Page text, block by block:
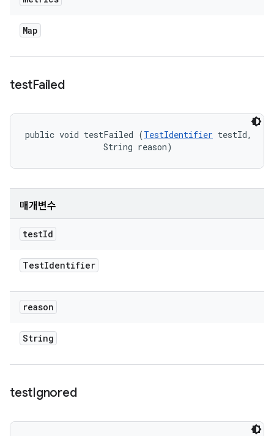
Map
testFailed
public void testFailed (TestIdentifier testId,
                String reason)
매개변수
testId
TestIdentifier
reason
String
testIgnored